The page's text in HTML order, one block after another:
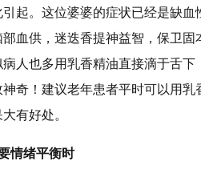
起。这位婆婆的症状已经是缺
血供，迷迭香提神益智，保卫
人也多用乳香精油直接滴于舌
奇！建议老年患者平时可以用
有好处。
情绪平衡时